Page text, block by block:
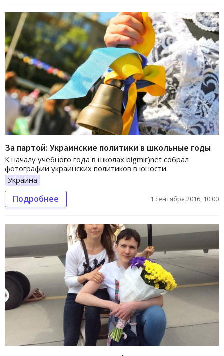
За партой: Украинские политики в школьные годы
К началу учебного года в школах bigmir)net собрал
фотографии украинских политиков в юности.
Украина
Подробнее 1 сентября 2016, 10:00